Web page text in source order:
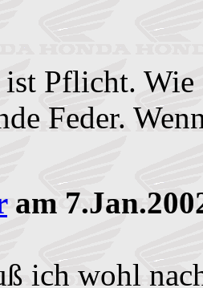
Pflicht. Wie
Feder.
am
ich wohl